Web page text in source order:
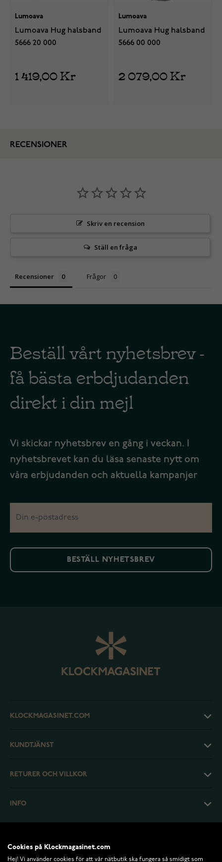
Lumoava
Lumoava Hug halsband
5666 20 000
1 419,00 Kr
Lumoava
Lumoava Hug halsband
5666 00 000
2 079,00 Kr
RECENSIONER
Skriv en recension
Ställ en fråga
Recensioner Frågor
Beställ vårt nyhetsbrev -
få bästa erbdjudanden
direkt i din mejl
Vi skickar nyhetsbrev en gång i veckan. I
nyhetsbrevet kan du läsa senaste nytt om
våra erbjudanden och aktuella kampanjer
BESTÄLL NYHETSBREV
KLOCKMAGASINET.COM
KUNDTJÄNST
RETURER OCH VILLKOR
INFO
Cookies på Klockmagasinet.com
Hej! Vi använder cookies för att vår nätbutik ska fungera så smidigt som